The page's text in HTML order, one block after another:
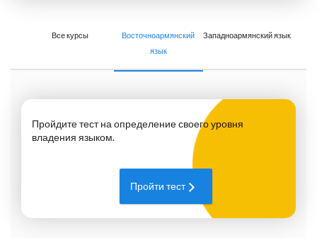
Все курсы
Восточноармянский
язык
Западноармянский язык
Пройдите тест на определение своего уровня
владения языком.
Пройти тест